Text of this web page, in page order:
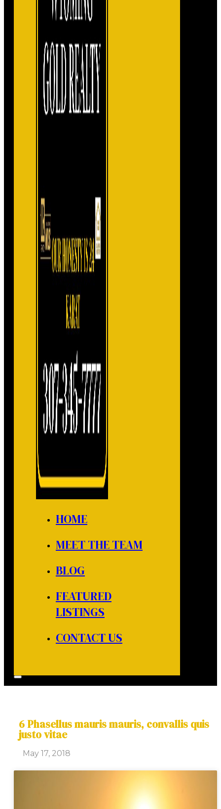
HOME
MEET THE TEAM
BLOG
FEATURED
LISTINGS
CONTACT US
6 Phasellus mauris mauris, convallis quis
justo vitae
May 17, 2018